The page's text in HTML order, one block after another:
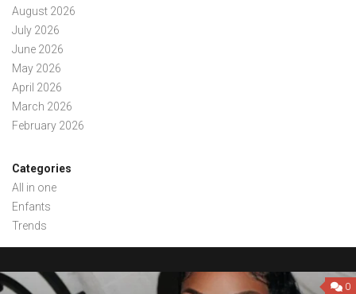
August 2026
July 2026
June 2026
May 2026
April 2026
March 2026
February 2026
Categories
All in one
Enfants
Trends
0